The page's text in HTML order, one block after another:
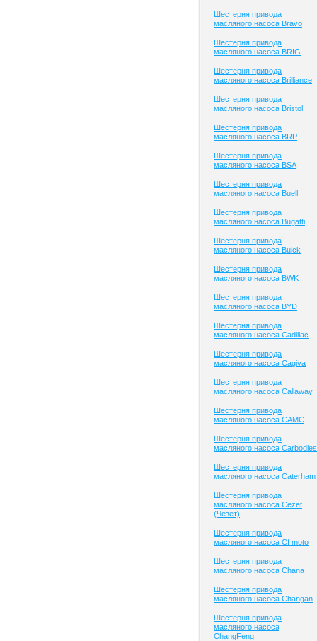
Шестерня привода
масляного насоса Bravo
Шестерня привода
масляного насоса BRIG
Шестерня привода
масляного насоса Brilliance
Шестерня привода
масляного насоса Bristol
Шестерня привода
масляного насоса BRP
Шестерня привода
масляного насоса BSA
Шестерня привода
масляного насоса Buell
Шестерня привода
масляного насоса Bugatti
Шестерня привода
масляного насоса Buick
Шестерня привода
масляного насоса BWK
Шестерня привода
масляного насоса BYD
Шестерня привода
масляного насоса Cadillac
Шестерня привода
масляного насоса Cagiva
Шестерня привода
масляного насоса Callaway
Шестерня привода
масляного насоса CAMC
Шестерня привода
масляного насоса Carbodies
Шестерня привода
масляного насоса Caterham
Шестерня привода
масляного насоса Cezet
(Чезет)
Шестерня привода
масляного насоса Cf moto
Шестерня привода
масляного насоса Chana
Шестерня привода
масляного насоса Changan
Шестерня привода
масляного насоса
ChangFeng